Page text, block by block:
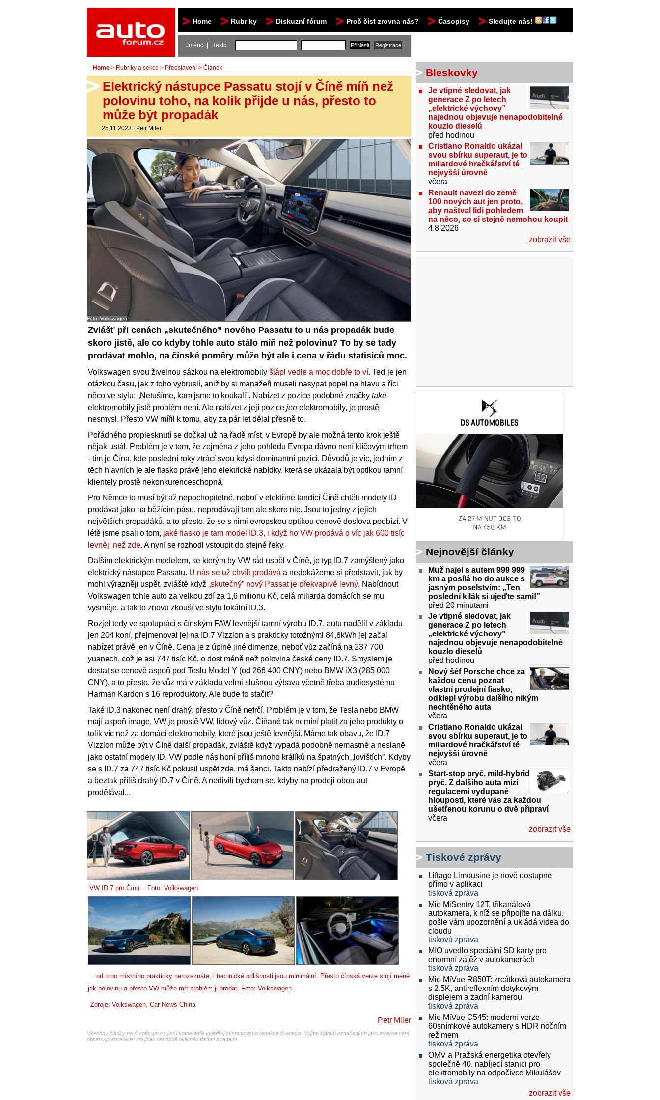
Home Rubriky Diskuzní fórum Proč číst zrovna nás? Časopisy Sledujte nás!
Jméno | Heslo
Home > Rubriky a sekce > Představení > Článek
Elektrický nástupce Passatu stojí v Číně míň než
polovinu toho, na kolik přijde u nás, přesto to
může být propadák
25.11.2023 | Petr Miler
Foto: Volkswagen
Zvlášť při cenách „skutečného” nového Passatu to u nás propadák bude
skoro jistě, ale co kdyby tohle auto stálo míň než polovinu? To by se tady
prodávat mohlo, na čínské poměry může být ale i cena v řádu statisíců moc.
Volkswagen svou živelnou sázkou na elektromobily šlápl vedle a moc dobře to ví. Teď je jen
otázkou času, jak z toho vybruslí, aniž by si manažeři museli nasypat popel na hlavu a říci
něco ve stylu: „Netušíme, kam jsme to koukali”. Nabízet z pozice podobné značky také
elektromobily jistě problém není. Ale nabízet z její pozice jen elektromobily, je prostě
nesmysl. Přesto VW mířil k tomu, aby za pár let dělal přesně to.
Pořádného proplesknutí se dočkal už na řadě míst, v Evropě by ale možná tento krok ještě
nějak ustál. Problém je v tom, že zejména z jeho pohledu Evropa dávno není klíčovým trhem
- tím je Čína, kde poslední roky ztrácí svou kdysi dominantní pozici. Důvodů je víc, jedním z
těch hlavních je ale fiasko právě jeho elektrické nabídky, která se ukázala být optikou tamní
klientely prostě nekonkurenceschopná.
Pro Němce to musí být až nepochopitelné, neboť v elektřině fandící Číně chtěli modely ID
prodávat jako na běžícím pásu, neprodávají tam ale skoro nic. Jsou to jedny z jejich
největších propadáků, a to přesto, že se s nimi evropskou optikou cenově doslova podbízí. V
létě jsme psali o tom, jaké fiasko je tam model ID.3, i když ho VW prodává o víc jak 600 tisíc
levněji než zde. A nyní se rozhodl vstoupit do stejné řeky.
Dalším elektrickým modelem, se kterým by VW rád uspěl v Číně, je typ ID.7 zamýšlený jako
elektrický nástupce Passatu. U nás se už chvíli prodává a nedokážeme si představit, jak by
mohl výrazněji uspět, zvláště když „skutečný” nový Passat je překvapivě levný. Nabídnout
Volkswagen tohle auto za velkou zdí za 1,6 milionu Kč, celá miliarda domácích se mu
vysměje, a tak to znovu zkouší ve stylu lokální ID.3.
Rozjel tedy ve spolupráci s čínským FAW levnější tamní výrobu ID.7, autu nadělil v základu
jen 204 koní, přejmenoval jej na ID.7 Vizzion a s prakticky totožnými 84,8kWh jej začal
nabízet právě jen v Číně. Cena je z úplně jiné dimenze, neboť vůz začíná na 237 700
yuanech, což je asi 747 tisíc Kč, o dost méně než polovina české ceny ID.7. Smyslem je
dostat se cenově aspoň pod Teslu Model Y (od 266 400 CNY) nebo BMW iX3 (285 000
CNY), a to přesto, že vůz má v základu velmi slušnou výbavu včetně třeba audiosystému
Harman Kardon s 16 reproduktory. Ale bude to stačit?
Také ID.3 nakonec není drahý, přesto v Číně nefrčí. Problém je v tom, že Tesla nebo BMW
mají aspoň image, VW je prostě VW, lidový vůz. Číňané tak nemíní platit za jeho produkty o
tolik víc než za domácí elektromobily, které jsou ještě levnější. Máme tak obavu, že ID.7
Vizzion může být v Číně další propadák, zvláště když vypadá podobně nemastně a neslaně
jako ostatní modely ID. VW podle nás honí příliš mnoho králíků na špatných „lovištích”. Kdyby
se s ID.7 za 747 tisíc Kč pokusil uspět zde, má šanci. Takto nabízí předražený ID.7 v Evropě
a beztak příliš drahý ID.7 v Číně. A nedivili bychom se, kdyby na prodeji obou aut
prodělával...
VW ID.7 pro Čínu... Foto: Volkswagen
...od toho místního prakticky nerozeznáte, i technické odlišnosti jsou minimální. Přesto čínská verze stojí méně
jak polovinu a přesto VW může mít problém ji prodat. Foto: Volkswagen
Zdroje: Volkswagen, Car News China
Petr Miler
Všechny články na Autoforum.cz jsou komentáře vyjadřující stanovisko redakce či autora. Vyjma článků označených jako inzerce není
obsah sponzorován ani jinak obdobně ovlivněn třetími stranami.
Bleskovky
Je vtipné sledovat, jak
generace Z po letech
„elektrické výchovy”
najednou objevuje nenapodobitelné
kouzlo dieselů
před hodinou
Cristiano Ronaldo ukázal
svou sbírku superaut, je to
miliardové hračkářství té
nejvyšší úrovně
včera
Renault navezl do země
100 nových aut jen proto,
aby naštval lidi pohledem
na něco, co si stejně nemohou koupit
4.8.2026
zobrazit vše
Nejnovější články
Muž najel s autem 999 999
km a posílá ho do aukce s
jasným poselstvím: „Ten
poslední kilák si ujeďte sami!”
před 20 minutami
Je vtipné sledovat, jak
generace Z po letech
„elektrické výchovy”
najednou objevuje nenapodobitelné
kouzlo dieselů
před hodinou
Nový šéf Porsche chce za
každou cenu poznat
vlastní prodejní fiasko,
odklepl výrobu dalšího nikým
nechtěného auta
včera
Cristiano Ronaldo ukázal
svou sbírku superaut, je to
miliardové hračkářství té
nejvyšší úrovně
včera
Start-stop pryč, mild-hybrid
pryč. Z dalšího auta mizí
regulacemi vydupané
hlouposti, které vás za každou
ušetřenou korunu o dvě připraví
včera
zobrazit vše
Tiskové zprávy
Liftago Limousine je nově dostupné
přímo v aplikaci
tisková zpráva
Mio MiSentry 12T, tříkanálová
autokamera, k níž se připojíte na dálku,
pošle vám upozornění a ukládá videa do
cloudu
tisková zpráva
MIO uvedlo speciální SD karty pro
enormní zátěž v autokamerách
tisková zpráva
Mio MiVue R850T: zrcátková autokamera
s 2.5K, antireflexním dotykovým
displejem a zadní kamerou
tisková zpráva
Mio MiVue C545: moderní verze
60snímkové autokamery s HDR nočním
režimem
tisková zpráva
OMV a Pražská energetika otevřely
společně 40. nabíjecí stanici pro
elektromobily na odpočívce Mikulášov
tisková zpráva
zobrazit vše